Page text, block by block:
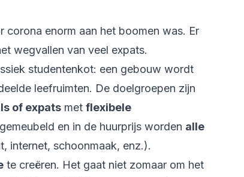
enorm aan het boomen was. Er
wegvallen van veel expats.
studentenkot: een gebouw wordt
leefruimten. De doelgroepen zijn
of expatsmet flexibele
en in de huurprijs worden alle
internet, schoonmaak, enz.).
te creëren. Het gaat niet zomaar om het